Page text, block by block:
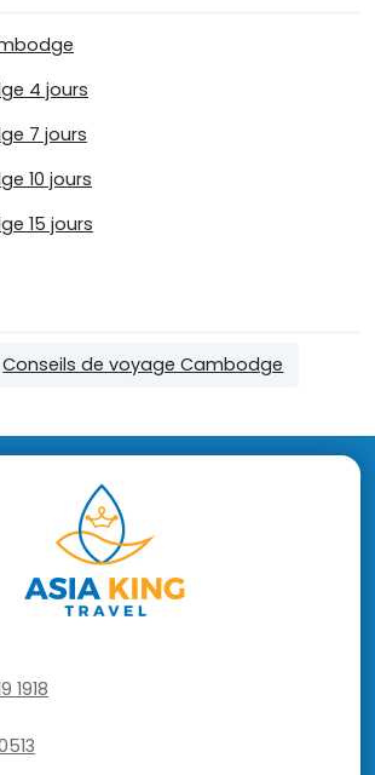
4 jours
7 jours
10 jours
15 jours
Conseils de voyage Cambodge
1918